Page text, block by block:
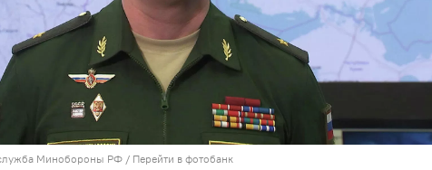
Минобороны РФ / Перейти в фотобанк